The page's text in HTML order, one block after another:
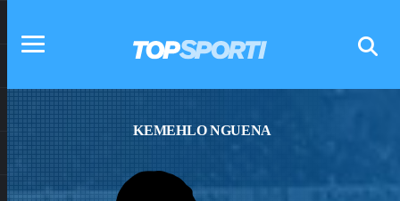
KEMEHLO NGUENA